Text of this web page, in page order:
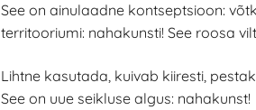
See on ainulaadne kontseptsioon:
territooriumi: nahakunsti! See roosa
Lihtne kasutada, kuivab kiiresti,
See on uue seikluse algus: nahakunst!